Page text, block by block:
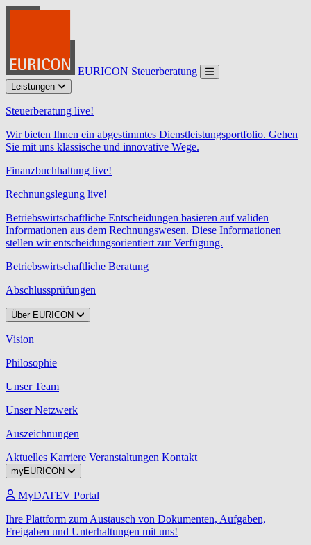
EURICON Steuerberatung
Leistungen
Steuerberatung live!
Wir bieten Ihnen ein abgestimmtes Dienstleistungsportfolio. Gehen
Sie mit uns klassische und innovative Wege.
Finanzbuchhaltung live!
Rechnungslegung live!
Betriebswirtschaftliche Entscheidungen basieren auf validen
Informationen aus dem Rechnungswesen. Diese Informationen
stellen wir entscheidungsorientiert zur Verfügung.
Betriebswirtschaftliche Beratung
Abschlussprüfungen
Über EURICON
Vision
Philosophie
Unser Team
Unser Netzwerk
Auszeichnungen
Aktuelles Karriere Veranstaltungen Kontakt
myEURICON
MyDATEV Portal
Ihre Plattform zum Austausch von Dokumenten, Aufgaben,
Freigaben und Unterhaltungen mit uns!